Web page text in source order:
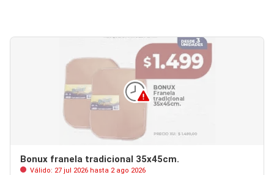
Bonux franela tradicional 35x45cm.
Válido: 27 jul 2026 hasta 2 ago 2026